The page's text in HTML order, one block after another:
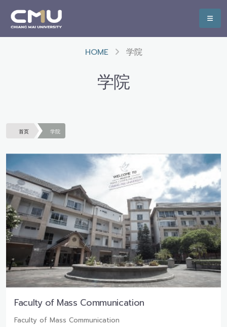
HOME 学院
学院
首页 学院
Faculty of Mass Communication
Faculty of Mass Communication